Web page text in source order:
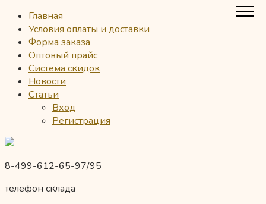
Главная
Условия оплаты и доставки
Форма заказа
Оптовый прайс
Система скидок
Новости
Статьи
Вход
Регистрация
8-499-612-65-97/95
телефон склада